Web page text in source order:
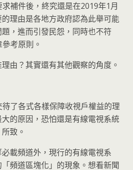
補件後，終究還是在2019年1月
理由是各地方政府認為此舉可能
，進而引發民怨，同時也不符
考原則。
由？其實還有其他觀察的角度。
了各式各樣保障收視戶權益的理
的原因，恐怕還是有線電視系統
致。
載頻道外，現行的有線電視系
頻道區塊化」的現象。想看新聞